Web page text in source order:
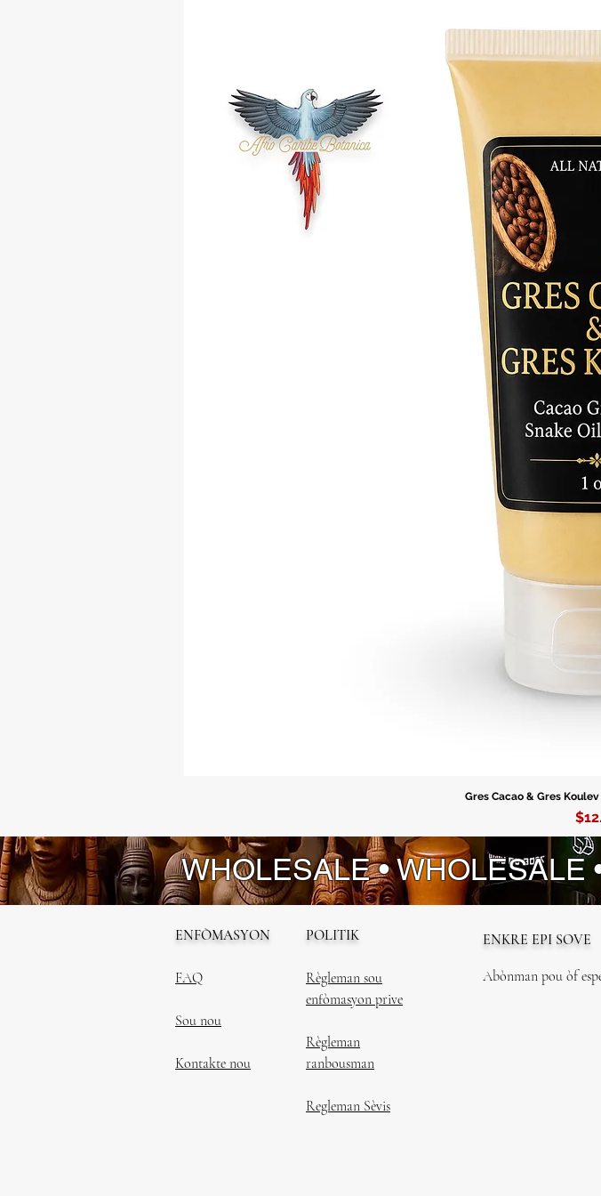
Gres Cacao & Gres
WHOLESALE •
ENFÒMASYON
FAQ
Sou nou
Kontakte nou
POLITIK
Règleman sou
enfòmasyon prive
Règleman
ranbousman
Regleman Sèvis
ENKRE EPI SOVE
Abònman pou òf